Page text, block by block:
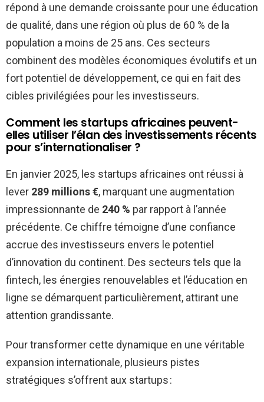
répond à une demande croissante pour une éducation
de qualité, dans une région où plus de 60 % de la
population a moins de 25 ans. Ces secteurs
combinent des modèles économiques évolutifs et un
fort potentiel de développement, ce qui en fait des
cibles privilégiées pour les investisseurs.
Comment les startups africaines peuvent-
elles utiliser l’élan des investissements récents
pour s’internationaliser ?
En janvier 2025, les startups africaines ont réussi à
lever 289 millions €, marquant une augmentation
impressionnante de 240 % par rapport à l’année
précédente. Ce chiffre témoigne d’une confiance
accrue des investisseurs envers le potentiel
d’innovation du continent. Des secteurs tels que la
fintech, les énergies renouvelables et l’éducation en
ligne se démarquent particulièrement, attirant une
attention grandissante.
Pour transformer cette dynamique en une véritable
expansion internationale, plusieurs pistes
stratégiques s’offrent aux startups :